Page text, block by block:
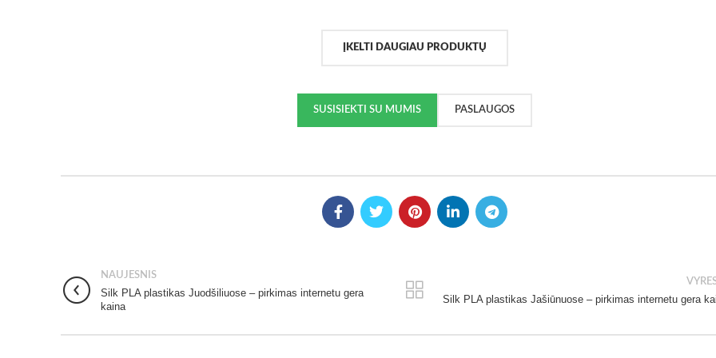
ĮKELTI DAUGIAU PRODUKTŲ
SUSISIEKTI SU MUMIS PASLAUGOS
NAUJESNIS
Silk PLA plastikas Juodšiliuose – pirkimas internetu gera
kaina
Silk PLA plastikas Jašiūnuose – pirkimas internetu gera